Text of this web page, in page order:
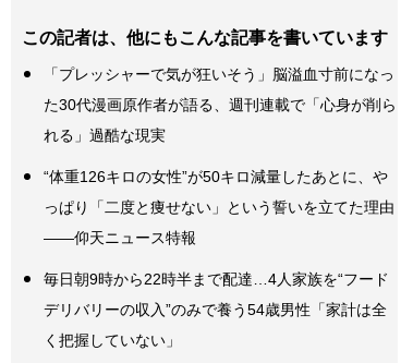
この記者は、他にもこんな記事を書いています
「プレッシャーで気が狂いそう」脳溢血寸前になっ
た30代漫画原作者が語る、週刊連載で「心身が削ら
れる」過酷な現実
“体重126キロの女性”が50キロ減量したあとに、や
っぱり「二度と痩せない」という誓いを立てた理由
――仰天ニュース特報
毎日朝9時から22時半まで配達…4人家族を“フード
デリバリーの収入”のみで養う54歳男性「家計は全
く把握していない」